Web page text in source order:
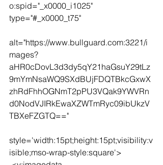
o:spid="_x0000_i1025"
type="#_x0000_t75"
alt="https://www.bullguard.com:3221/i
mages?
aHR0cDovL3d3dy5qY21haGsuY29tLz
9mYmNsaWQ9SXdBUjFDQTBkcGxwX
zhRdFhhOGNmT2pPU3VQak9YWVRn
d0NodVJIRkEwaXZWTmRyc09ibUkzV
TBXeFZGTQ=="
style='width:15pt;height:15pt;visibility:v
isible;mso-wrap-style:square'>